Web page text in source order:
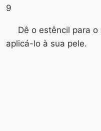
9
Dê o estêncil para
aplicá-lo à sua pele.